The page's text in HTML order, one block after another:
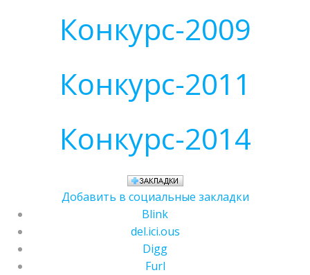
Конкурс-2009
Конкурс-2011
Конкурс-2014
Добавить в социальные закладки
Blink
del.ici.ous
Digg
Furl